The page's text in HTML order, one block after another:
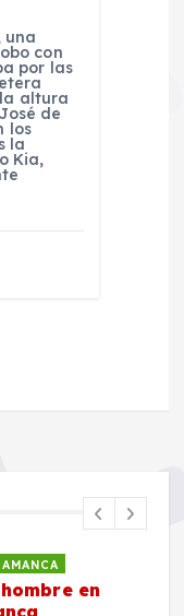
una
con
por las
altura
de
los
la
Kia,
en